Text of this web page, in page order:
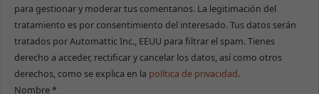
para gestionar y moderar tus comentarios. La legitimación del
tratamiento es por consentimiento del interesado. Tus datos serán
tratados por Automattic Inc., EEUU para filtrar el spam. Tienes
derecho a acceder, rectificar y cancelar los datos, así como otros
derechos, como se explica en la política de privacidad.
Nombre*